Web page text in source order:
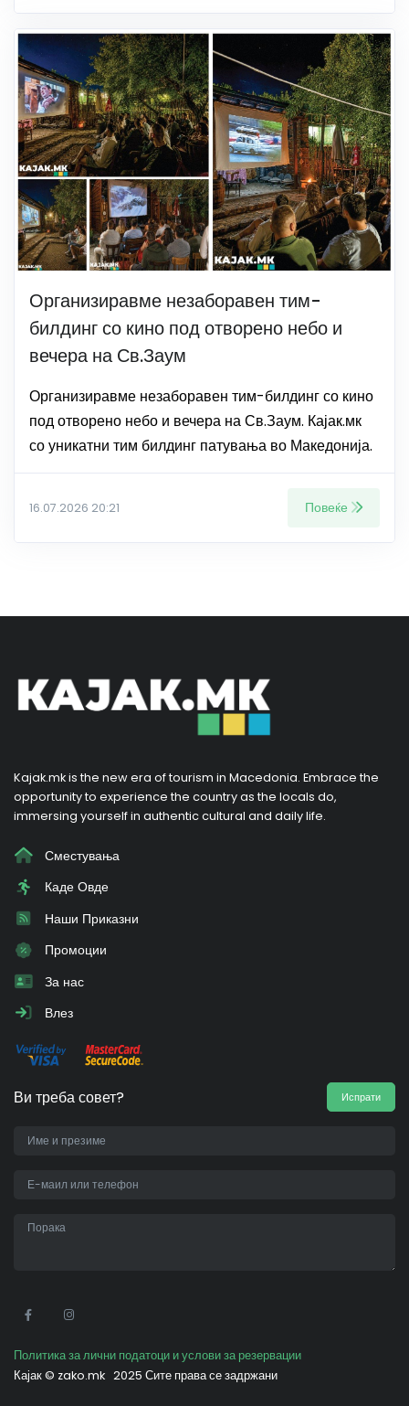
Организиравме незаборавен тим-
билдинг со кино под отворено небо и
вечера на Св.Заум
Организиравме незаборавен тим-билдинг со кино
под отворено небо и вечера на Св.Заум. Кајак.мк
со уникатни тим билдинг патувања во Македонија.
16.07.2026 20:21 Повеќе
Kajak.mk is the new era of tourism in Macedonia. Embrace the
opportunity to experience the country as the locals do,
immersing yourself in authentic cultural and daily life.
Сместувања
Каде Овде
Наши Приказни
Промоции
За нас
Влез
Ви треба совет? Испрати
Политика за лични податоци и услови за резервации
Кајак © zako.mk 2025 Сите права се задржани